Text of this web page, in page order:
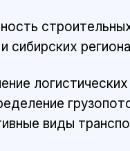
сибирских
логистических
виды